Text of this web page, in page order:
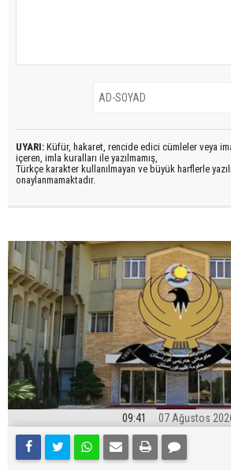
UYARI: Küfür, hakaret, rencide edici cümleler veya
içeren, imla kuralları ile yazılmamış,
Türkçe karakter kullanılmayan ve büyük harflerle
onaylanmamaktadır.
09:41 07 Ağustos